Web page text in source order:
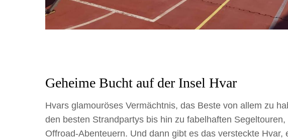
Geheime Bucht auf der Insel Hvar
Hvars glamouröses Vermächtnis, das Beste von allem zu
den besten Strandpartys bis hin zu fabelhaften Segeltouren,
Offroad-Abenteuern. Und dann gibt es das versteckte Hvar,